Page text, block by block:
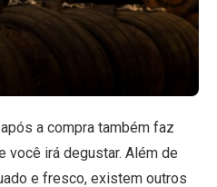
a compra também faz
você irá degustar. Além de
e fresco, existem outros